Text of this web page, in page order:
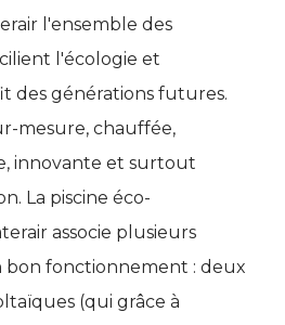
l'ensemble des
l'écologie et
des générations futures.
mesure, chauffée,
innovante et surtout
La piscine éco-
associe plusieurs
bon fonctionnement : deux
(qui grâce à